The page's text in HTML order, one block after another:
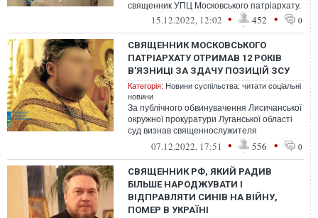
священник УПЦ Московського патріархату.
15.12.2022, 12:02 • 452 • 0
СВЯЩЕННИК МОСКОВСЬКОГО
ПАТРІАРХАТУ ОТРИМАВ 12 РОКІВ
В'ЯЗНИЦІ ЗА ЗДАЧУ ПОЗИЦІЙ ЗСУ
Категорія: Новини суспільства: читати соціальні
новини
За публічного обвинувачення Лисичанської
окружної прокуратури Луганської області
суд визнав священнослужителя
Сєвєродонецької єпархії УПЦ (МП) у
07.12.2022, 17:51 • 556 • 0
СВЯЩЕННИК РФ, ЯКИЙ РАДИВ
БІЛЬШЕ НАРОДЖУВАТИ І
ВІДПРАВЛЯТИ СИНІВ НА ВІЙНУ,
ПОМЕР В УКРАЇНІ